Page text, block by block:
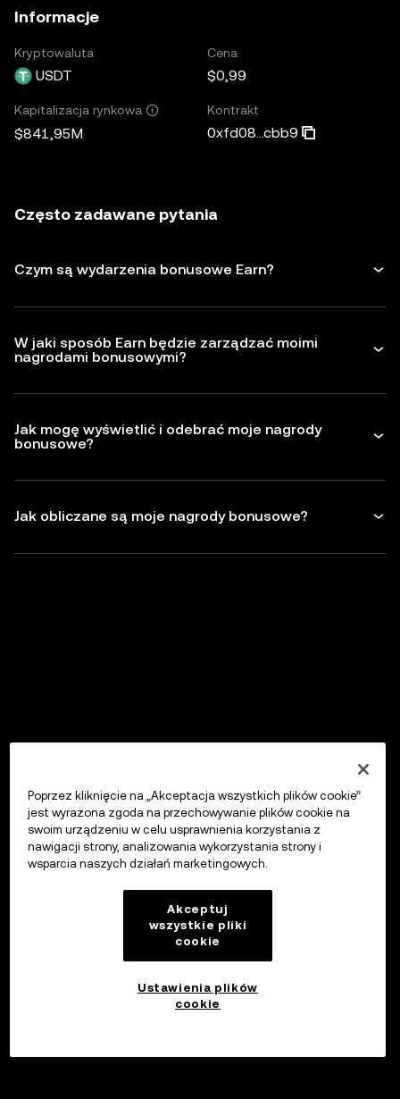
Informacje
Kryptowaluta
USDT
Cena
$0,99
Kapitalizacja rynkowa
$841,95M
Kontrakt
0xfd08...cbb9
Często zadawane pytania
Czym są wydarzenia bonusowe Earn?
W jaki sposób Earn będzie zarządzać moimi
nagrodami bonusowymi?
Jak mogę wyświetlić i odebrać moje nagrody
bonusowe?
Jak obliczane są moje nagrody bonusowe?
Poprzez kliknięcie na „Akceptacja wszystkich plików cookie”
jest wyrażona zgoda na przechowywanie plików cookie na
swoim urządzeniu w celu usprawnienia korzystania z
nawigacji strony, analizowania wykorzystania strony i
wsparcia naszych działań marketingowych.
Akceptuj
wszystkie pliki
cookie
Ustawienia plików
cookie